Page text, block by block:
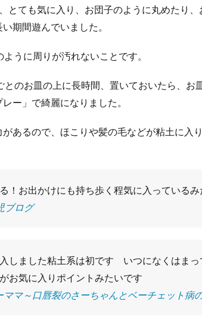
とても気に入り、お団子のように丸めたり
期間遊んでいました。
うに周りが汚れないことです。
のお皿の上に長時間、置いておいたら、お
ー」で綺麗になりました。
あるので、ほこりや髪の毛などが粘土に入
！お出かけにも持ち歩く程気に入っているみ
ブログ
しました粘土系は初です いつになくはまっ
お気に入りポイントみたいです
マ～口唇裂のさーちゃんとベーチェット病